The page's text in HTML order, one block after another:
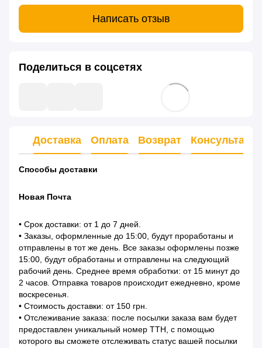
Написать отзыв
Поделиться в соцсетях
Доставка Оплата Возврат
Способы доставки
Новая Почта
• Срок доставки: от 1 до 7 дней.
• Заказы, оформленные до 15:00, будут проработаны и
отправлены в тот же день. Все заказы оформлены позже
15:00, будут обработаны и отправлены на следующий
рабочий день. Среднее время обработки: от 15 минут до
2 часов. Отправка товаров происходит ежедневно, кроме
воскресенья.
• Стоимость доставки: от 150 грн.
• Отслеживание заказа: после посылки заказа вам будет
предоставлен уникальный номер ТТН, с помощью
которого вы сможете отслеживать статус вашей посылки